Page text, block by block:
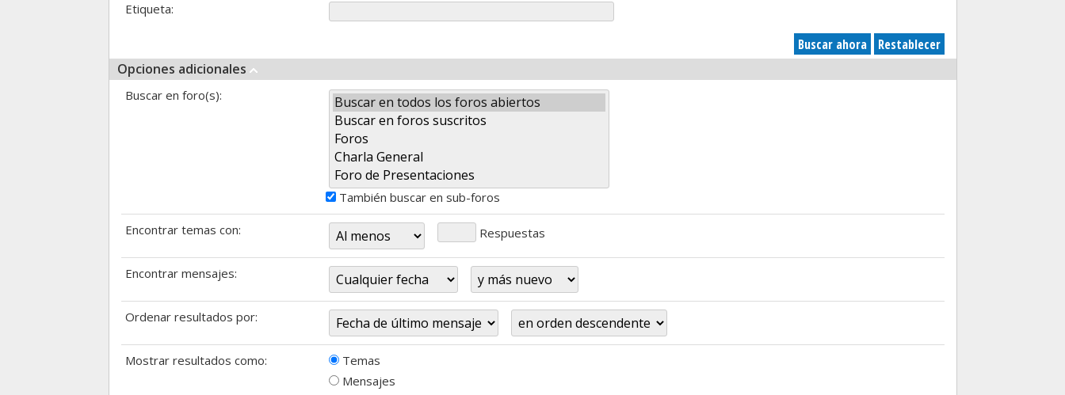
Etiqueta:
Opciones adicionales
Buscar en foro(s):
También buscar en sub-foros
Encontrar temas con: Respuestas
Encontrar mensajes:
Ordenar resultados por:
Mostrar resultados como:
Temas
Mensajes